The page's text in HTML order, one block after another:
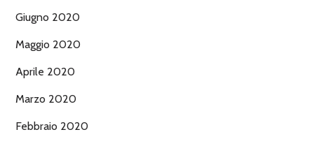
Giugno 2020
Maggio 2020
Aprile 2020
Marzo 2020
Febbraio 2020